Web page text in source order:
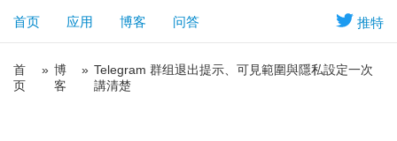
推特
首页 应用 博客 问答
首
页
» 博
客
» Telegram 群组退出提示、可見範圍與隱私設定一次
講清楚